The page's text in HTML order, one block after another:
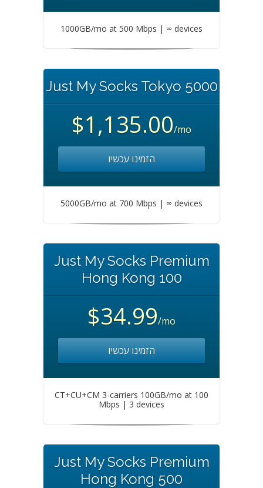
1000GB/mo at 500 Mbps | ∞ devices
Just My Socks Tokyo 5000
$1,135.00/mo
הזמינו עכשיו
5000GB/mo at 700 Mbps | ∞ devices
Just My Socks Premium
Hong Kong 100
$34.99/mo
הזמינו עכשיו
CT+CU+CM 3-carriers 100GB/mo at 100
Mbps | 3 devices
Just My Socks Premium
Hong Kong 500